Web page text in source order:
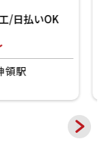
時給 1,500